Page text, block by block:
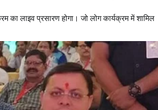
का लाइव प्रसारण होगा। जो लोग कार्यक्रम में शामिल